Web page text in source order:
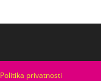
Politika privatnosti